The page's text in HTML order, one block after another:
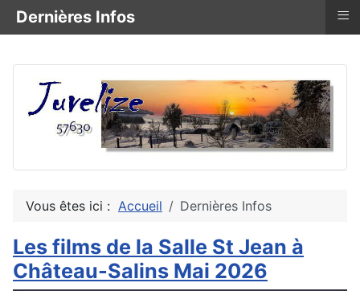
Vous êtes ici : Accueil Dernières Infos
Les films de la Salle St Jean à
Château-Salins Mai 2026
Dernières Infos ≡